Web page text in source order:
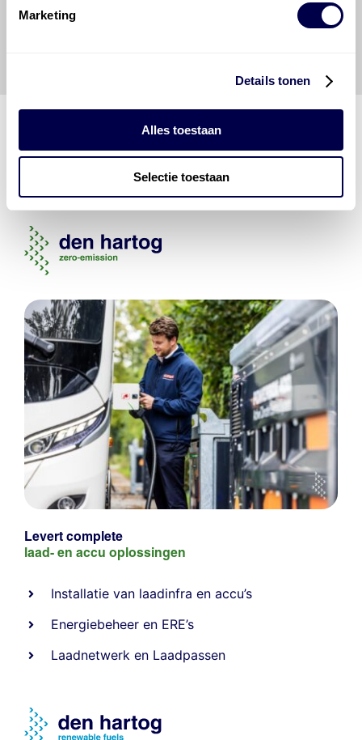
Marketing
Details tonen
Alles toestaan
Selectie toestaan
Energiesvoor enig verlies, letsel, claim en schade
veroorzaakt door een onjuiste interpretatie of een
Den Hartog Energies
bestaat uitvier divisies
Levert complete
laad- en accu oplossingen
Installatie van laadinfra en accu’s
Energiebeheer en ERE’s
Laadnetwerk en Laadpassen